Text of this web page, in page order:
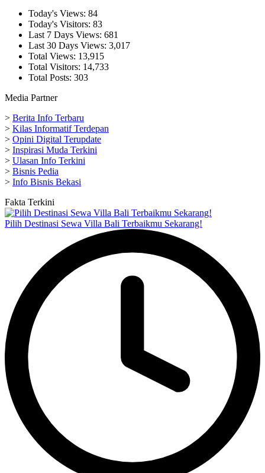
Today's Views: 84
Today's Visitors: 83
Last 7 Days Views: 681
Last 30 Days Views: 3,017
Total Views: 13,915
Total Visitors: 14,733
Total Posts: 303
Media Partner
> Berita Info Terbaru
> Kilas Informatif Terdepan
> Opini Digital Terupdate
> Inspirasi Muda Terkini
> Ulasan Info Terkini
> Bisnis Pedia
> Info Bisnis Bekasi
Fakta Terkini
Pilih Destinasi Sewa Villa Bali Terbaikmu Sekarang!